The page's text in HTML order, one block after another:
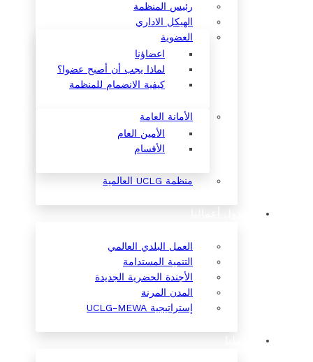
رئيس المنظمة
الهيكل الاداري
العضوية
اعضاؤنا
لماذا يجب أن أصبح عضوا؟
كيفية الانضمام للمنظمة
الأمانة العامة
الأمين العام
الأقسام
منظمة UCLG العالمية
العمل البلدي العالمي
التنمية المستدامة
الأجندة الحضرية الجديدة
المدن المرنة
إستراتيجية UCLG-MEWA